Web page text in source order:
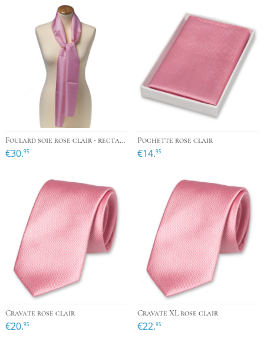
Foulard soie rose clair - rectangle
€30.95
Pochette rose clair
€14.95
Cravate rose clair
€20.95
Cravate XL rose clair
€22.95